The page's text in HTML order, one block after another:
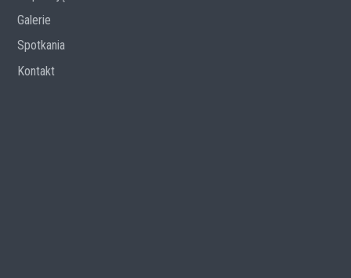
Galerie
Spotkania
Kontakt